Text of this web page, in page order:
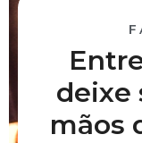
deixe
mãos